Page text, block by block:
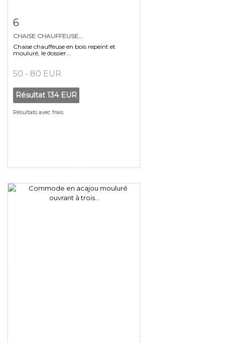
6
CHAISE CHAUFFEUSE...
Chaise chauffeuse en bois repeint et
mouluré, le dossier...
50 - 80 EUR
Résultat 134 EUR
Résultats avec frais